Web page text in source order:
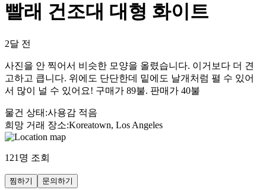
빨래 건조대 대형 화이트
2달 전
사진을 안 찍어서 비슷한 모양을 올렸습니다. 이거보다 더 견
고하고 큽니다. 위에도 단단한데 밑에도 날개처럼 펼 수 있어
서 많이 널 수 있어요! 구매가 89불. 판매가 40불
물건 상태 :사용감 적음
희망 거래 장소:Koreatown, Los Angeles
121 명 조회
찜하기 문의하기